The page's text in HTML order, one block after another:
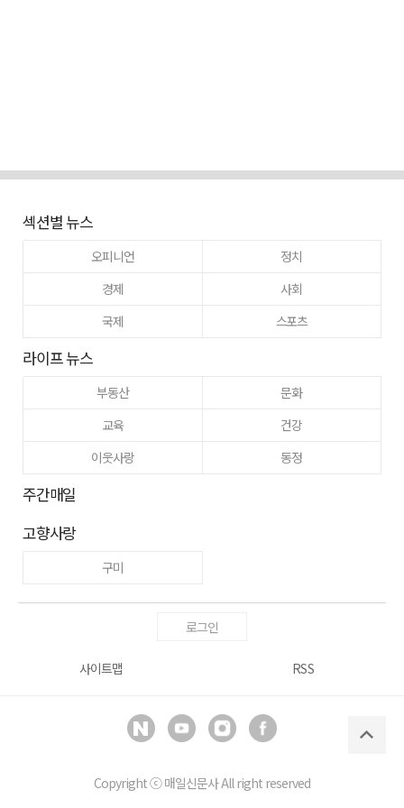
섹션별 뉴스
오피니언
정치
경제
사회
국제
스포츠
라이프 뉴스
부동산
문화
교육
건강
이웃사랑
동정
주간매일
고향사랑
구미
로그인
사이트맵 RSS
Copyright ⓒ매일신문사All right reserved